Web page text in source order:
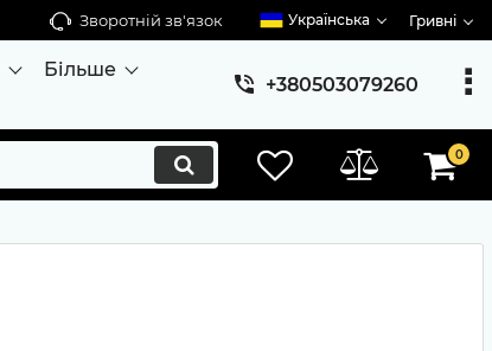
Зворотній зв'язок Українська Гривні
Більше
+380503079260
0